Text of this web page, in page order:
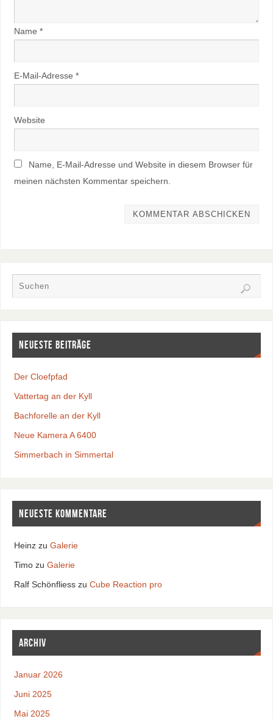
Name *
E-Mail-Adresse *
Website
Name, E-Mail-Adresse und Website in diesem Browser für
meinen nächsten Kommentar speichern.
Neueste Beiträge
Der Cloefpfad
Vattertag an der Kyll
Bachforelle an der Kyll
Neue Kamera A 6400
Simmerbach in Simmertal
Neueste Kommentare
Heinzzu Galerie
Timozu Galerie
Ralf Schönfliesszu Cube Reaction pro
Archiv
Januar 2026
Juni 2025
Mai 2025